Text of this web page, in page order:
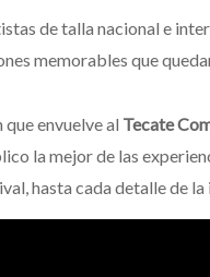
de talla nacional e
memorables que
envuelve al Tecate
la mejor de las
hasta cada detalle de